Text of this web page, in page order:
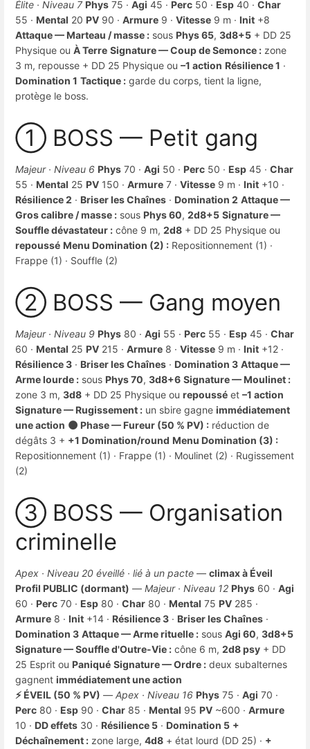
Élite · Niveau 7 Phys 75 · Agi 45 · Perc 50 · Esp 40 · Char
55 · Mental 20 PV 90 · Armure 9 · Vitesse 9 m · Init +8
Attaque — Marteau / masse : sous Phys 65, 3d8+5 + DD 25
Physique ou À Terre Signature — Coup de Semonce : zone
3 m, repousse + DD 25 Physique ou –1 action Résilience 1 ·
Domination 1 Tactique : garde du corps, tient la ligne,
protège le boss.
① BOSS — Petit gang
Majeur · Niveau 6 Phys 70 · Agi 50 · Perc 50 · Esp 45 · Char
55 · Mental 25 PV 150 · Armure 7 · Vitesse 9 m · Init +10 ·
Résilience 2 · Briser les Chaînes · Domination 2 Attaque —
Gros calibre / masse : sous Phys 60, 2d8+5 Signature —
Souffle dévastateur : cône 9 m, 2d8 + DD 25 Physique ou
repoussé Menu Domination (2) : Repositionnement (1) ·
Frappe (1) · Souffle (2)
② BOSS — Gang moyen
Majeur · Niveau 9 Phys 80 · Agi 55 · Perc 55 · Esp 45 · Char
60 · Mental 25 PV 215 · Armure 8 · Vitesse 9 m · Init +12 ·
Résilience 3 · Briser les Chaînes · Domination 3 Attaque —
Arme lourde : sous Phys 70, 3d8+6 Signature — Moulinet :
zone 3 m, 3d8 + DD 25 Physique ou repoussé et –1 action
Signature — Rugissement : un sbire gagne immédiatement
une action 🌑 Phase — Fureur (50 % PV) : réduction de
dégâts 3 + +1 Domination/round Menu Domination (3) :
Repositionnement (1) · Frappe (1) · Moulinet (2) · Rugissement
(2)
③ BOSS — Organisation
criminelle
Apex · Niveau 20 éveillé · lié à un pacte — climax à Éveil
Profil PUBLIC (dormant) — Majeur · Niveau 12 Phys 60 · Agi
60 · Perc 70 · Esp 80 · Char 80 · Mental 75 PV 285 ·
Armure 8 · Init +14 · Résilience 3 · Briser les Chaînes ·
Domination 3 Attaque — Arme rituelle : sous Agi 60, 3d8+5
Signature — Souffle d'Outre-Vie : cône 6 m, 2d8 psy + DD
25 Esprit ou Paniqué Signature — Ordre : deux subalternes
gagnent immédiatement une action
⚡ ÉVEIL (50 % PV) — Apex · Niveau 16 Phys 75 · Agi 70 ·
Perc 80 · Esp 90 · Char 85 · Mental 95 PV ~600 · Armure
10 · DD effets 30 · Résilience 5 · Domination 5 +
Déchaînement : zone large, 4d8 + état lourd (DD 25) · +